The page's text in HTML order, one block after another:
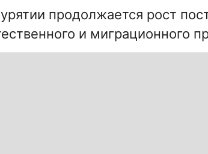
продолжается рост
и миграционного